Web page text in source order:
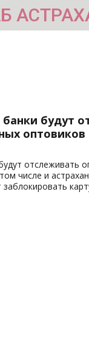
банки будут
оптовиков
отслеживать
числе и